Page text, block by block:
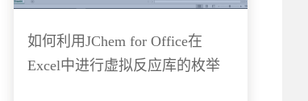
如何利用JChem for Office在
Excel中进行虚拟反应库的枚举